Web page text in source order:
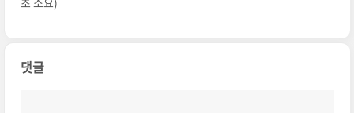
댓글